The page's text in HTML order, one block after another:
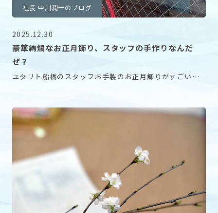
社長 中川潤一のブログ
2025.12.30
豪華絢爛なお正月飾り、スタッフの手作りなんだ
ぜ？
ユタリト船橋のスタッフお手製のお正月飾りがすごいこ